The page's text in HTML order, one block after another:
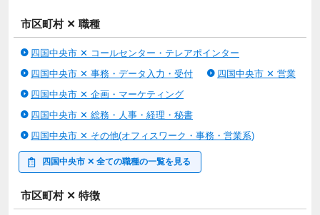
市区町村 ✕ 職種
四国中央市 ✕ コールセンター・テレアポインター
四国中央市 ✕ 事務・データ入力・受付
四国中央市 ✕ 営業
四国中央市 ✕ 企画・マーケティング
四国中央市 ✕ 総務・人事・経理・秘書
四国中央市 ✕ その他(オフィスワーク・事務・営業系)
四国中央市 ✕ 全ての職種の一覧を見る
市区町村 ✕ 特徴